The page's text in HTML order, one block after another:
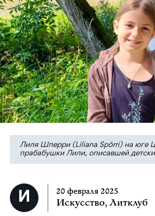
Лиля Шперри (Liliana Spörri) на юге
прабабушки Лили, описавшей
20 февраля 2025
Искусство, Литклуб